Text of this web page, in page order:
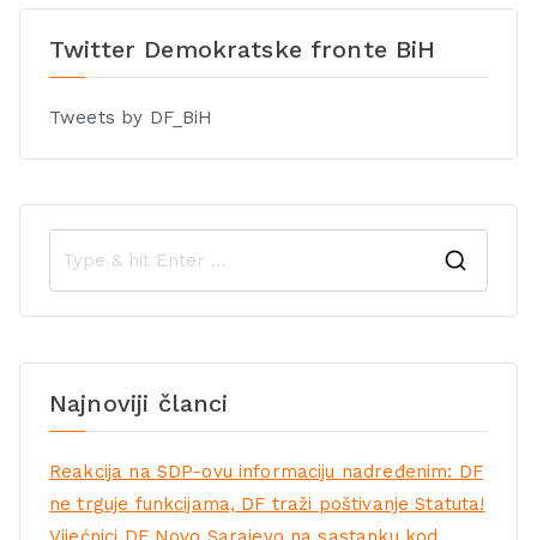
Twitter Demokratske fronte BiH
Tweets by DF_BiH
Najnoviji članci
Reakcija na SDP-ovu informaciju nadređenim: DF
ne trguje funkcijama, DF traži poštivanje Statuta!